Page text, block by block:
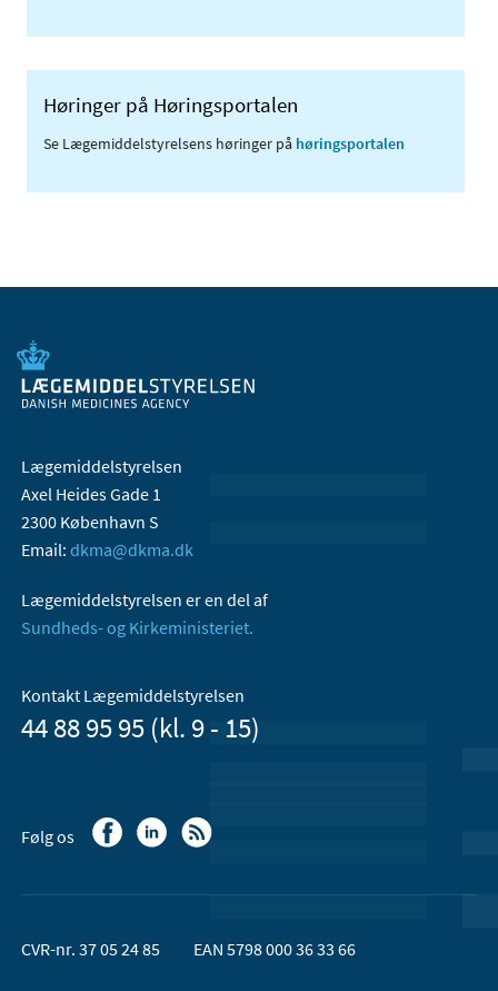
Høringer på Høringsportalen
Se Lægemiddelstyrelsens høringer på høringsportalen
Lægemiddelstyrelsen
Axel Heides Gade 1
2300 København S
Email: dkma@dkma.dk
Lægemiddelstyrelsen er en del af
Sundheds- og Kirkeministeriet.
Kontakt Lægemiddelstyrelsen
44 88 95 95 (kl. 9 - 15)
Følg os
CVR-nr. 37 05 24 85 EAN 5798 000 36 33 66